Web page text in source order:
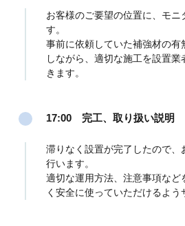
お客様のご要望の位置に、モニ
す。
事前に依頼していた補強材の有
しながら、適切な施工を設置
きます。
17:00 完工、取り扱い説明
滞りなく設置が完了したので、
行います。
適切な運用方法、注意事項など
く安全に使っていただけるよう